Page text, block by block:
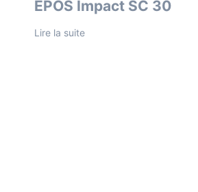
EPOS Impact SC 30
Lire la suite